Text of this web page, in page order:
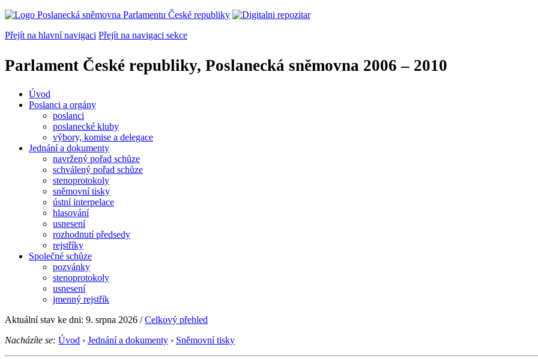
Přejít na hlavní navigaci Přejít na navigaci sekce
Parlament České republiky, Poslanecká sněmovna 2006 – 2010
Úvod
Poslanci a orgány
poslanci
poslanecké kluby
výbory, komise a delegace
Jednání a dokumenty
navržený pořad schůze
schválený pořad schůze
stenoprotokoly
sněmovní tisky
ústní interpelace
hlasování
usnesení
rozhodnutí předsedy
rejstříky
Společné schůze
pozvánky
stenoprotokoly
usnesení
jmenný rejstřík
Aktuální stav ke dni: 9. srpna 2026 /Celkový přehled
Nacházíte se: Úvod › Jednání a dokumenty › Sněmovní tisky